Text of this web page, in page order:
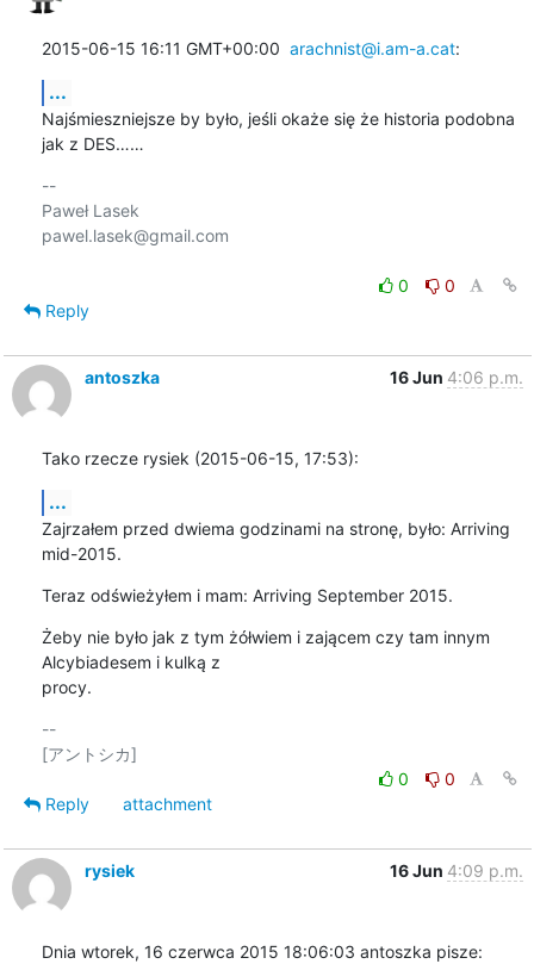
2015-06-15 16:11 GMT+00:00 arachnist@i.am-a.cat:
...
Najśmieszniejsze by było, jeśli okaże się że historia podobna
jak z DES……
--
Paweł Lasek
pawel.lasek@gmail.com
0
0
Reply
antoszka 16 Jun 4:06 p.m.
Tako rzecze rysiek (2015-06-15, 17:53):
...
Zajrzałem przed dwiema godzinami na stronę, było: Arriving
mid-2015.
Teraz odświeżyłem i mam: Arriving September 2015.
Żeby nie było jak z tym żółwiem i zającem czy tam innym
Alcybiadesem i kulką z
procy.
--
0
0
Reply
attachment
rysiek 16 Jun 4:09 p.m.
Dnia wtorek, 16 czerwca 2015 18:06:03 antoszka pisze: